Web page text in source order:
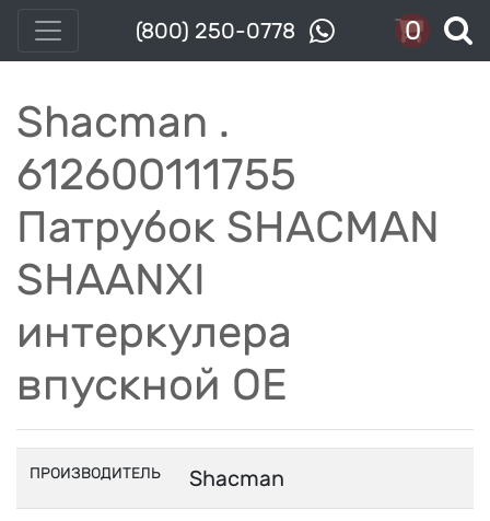
(800) 250-0778 0
Shacman .
612600111755
Патрубок SHACMAN
SHAANXI
интеркулера
впускной OE
ПРОИЗВОДИТЕЛЬ Shacman